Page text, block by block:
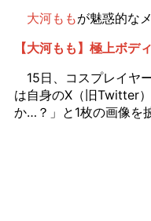
大河ももが魅惑的な
【大河もも】極上ボデ
15日、コスプレイヤ
は自身のX（旧Twitter
か…？」と1枚の画像を